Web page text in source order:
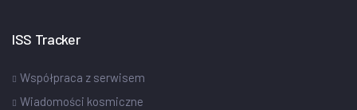
ISS Tracker
Współpraca z serwisem
Wiadomości kosmiczne